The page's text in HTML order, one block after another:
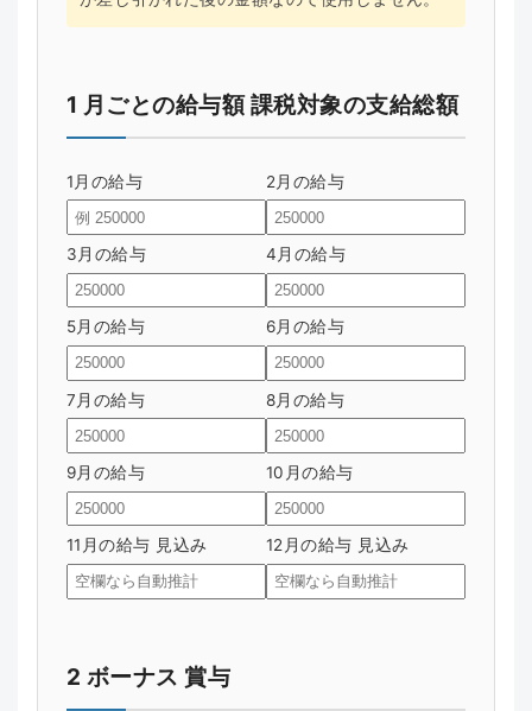
1 月ごとの給与額 課税対象の支給総額
1月の給与 2月の給与
3月の給与 4月の給与
5月の給与 6月の給与
7月の給与 8月の給与
9月の給与 10月の給与
11月の給与 見込み 12月の給与 見込み
2 ボーナス 賞与